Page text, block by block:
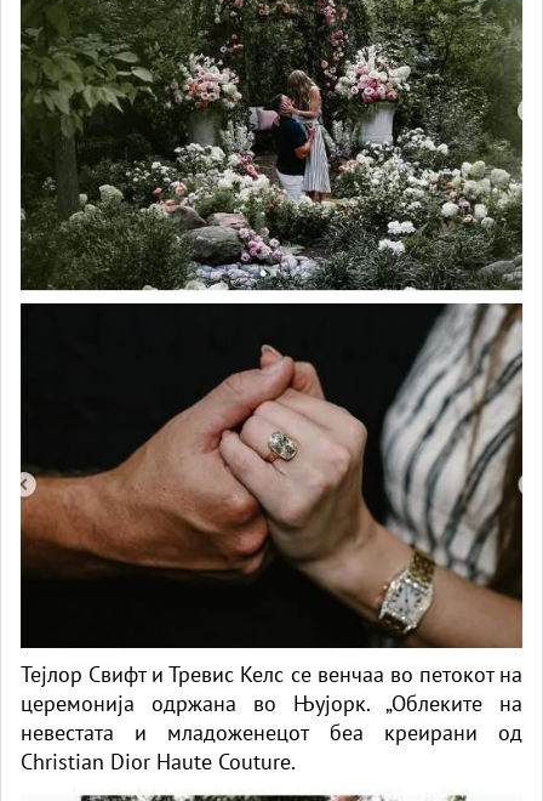
Тејлор Свифт и Тревис Келс се венчаа во петокот на
церемонија одржана во Њујорк. „Облеките на
невестата и младоженецот беа креирани од
Christian Dior Haute Couture.